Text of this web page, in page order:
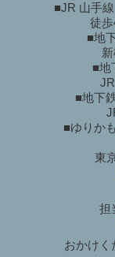
■JR 山手
徒歩
■地
■地
■地下
■ゆりか
東
担
おかけく